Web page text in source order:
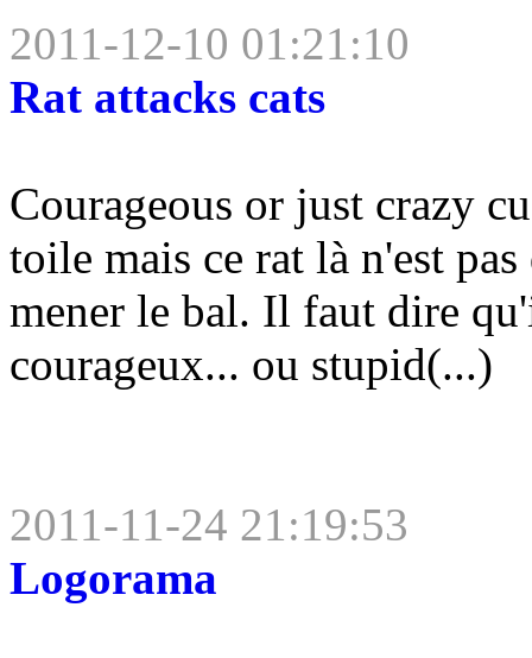
2011-12-10 01:21:10
Rat attacks cats
Courageous or just crazy
toile mais ce rat là n'est
mener le bal. Il faut dire
courageux... ou stupid(...)
2011-11-24 21:19:53
Logorama